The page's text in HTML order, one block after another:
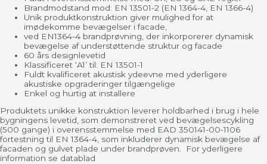
Brandmodstand mod: EN 13501-2 (EN 1364-4, EN 1366-4)
Unik produktkonstruktion giver mulighed for at
imødekomme bevægelser i facade,
ved EN1364-4 brandprøvning, der inkorporerer dynamisk
bevægelse af understøttende struktur og facade
60 års designlevetid
Klassificeret ‘A1’ til: EN 13501-1
Fuldt kvalificeret akustisk ydeevne med yderligere
akustiske opgraderinger tilgængelige
Enkel og hurtig at installere
Produktets unikke konstruktion leverer holdbarhed i brug i hele
bygningens levetid, som demonstreret ved bevægelsescykling
(500 gange) i overensstemmelse med EAD 350141-00-1106
fortestning til EN 1364-4, som inkluderer dynamisk bevægelse af
facaden og gulvet plade under brandprøven. For yderligere
information se datablad